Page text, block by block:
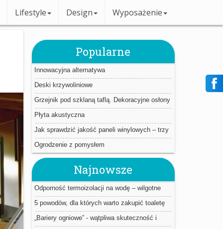
Lifestyle Design Wyposażenie
Popularne
Innowacyjna alternatywa
Deski krzywoliniowe
Grzejnik pod szklaną taflą. Dekoracyjne osłony
Płyta akustyczna
Jak sprawdzić jakość paneli winylowych – trzy
proste triki.
Ogrodzenie z pomysłem
Najnowsze
Odporność termoizolacji na wodę – wilgotne
ocieplenie jest jak mokry sweter
5 powodów, dla których warto zakupić toaletę
myjącą
„Bariery ogniowe” - wątpliwa skuteczność i